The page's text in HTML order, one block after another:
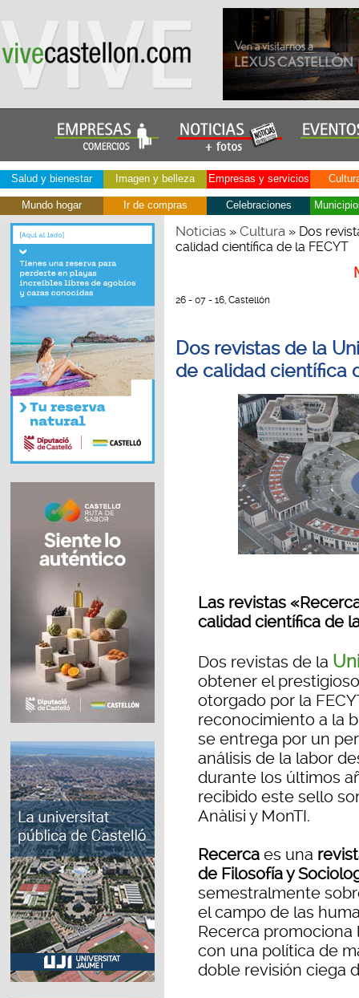
Salud y bienestar Imagen y belleza Empresas y servicios
Mundo hogar Ir de compras Celebraciones
Noticias» Cultura» Dos
calidad científica de la FECYT
26 - 07 - 16, Castellón
Dos revistas de la
de calidad científica
Las revistas
calidad científica de
Dos revistas de la
obtener el
otorgado por la
reconocimiento a la
se entrega por un
análisis de la labor
durante los últimos
recibido este sello
Anàlisi y MonTI.
Recerca es una
de Filosofía y
semestralmente
el campo de las
Recerca
con una política de
doble revisión ciega